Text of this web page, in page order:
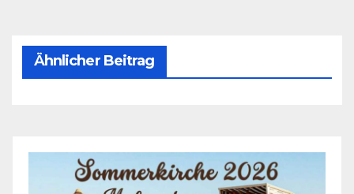
Ähnlicher Beitrag